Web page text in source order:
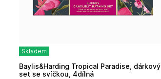
Skladem
Baylis&Harding Tropical Paradise, dárkový
set se svíčkou, 4dílná